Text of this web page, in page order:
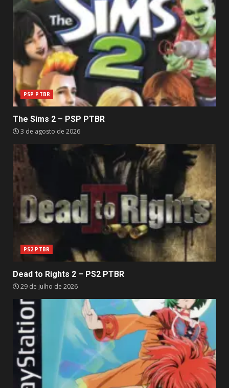
PSP PTBR
The Sims 2 – PSP PTBR
3 de agosto de 2026
PS2 PTBR
Dead to Rights 2 – PS2 PTBR
29 de julho de 2026